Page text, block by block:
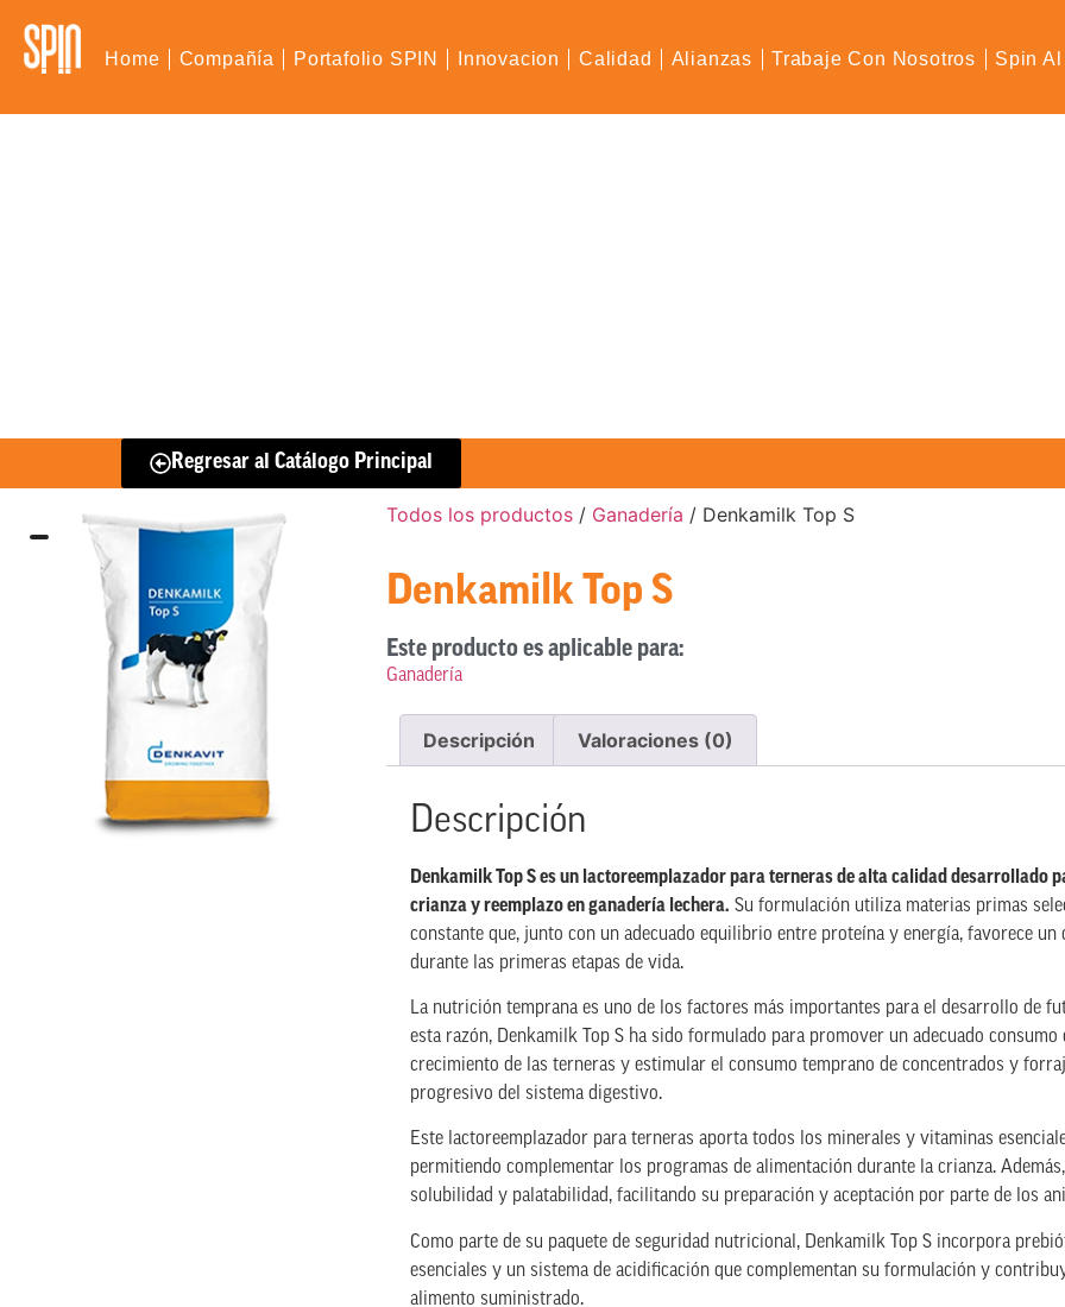
Home Compañía Portafolio SPIN Innovacion Calidad Alianzas Trabaje Con Nosotros Spin
Regresar al Catálogo Principal
Todos los productos/ Ganadería / Denkamilk Top S
Denkamilk Top S
Este producto es aplicable para:
Ganadería
Descripción Valoraciones (0)
Descripción
Denkamilk Top S es un lactoreemplazador para terneras de alta calidad desarrollado
crianza y reemplazo en ganadería lechera. Su formulación utiliza materias primas
constante que, junto con un adecuado equilibrio entre proteína y energía, favorece
durante las primeras etapas de vida.
La nutrición temprana es uno de los factores más importantes para el desarrollo de
esta razón, Denkamilk Top S ha sido formulado para promover un adecuado
crecimiento de las terneras y estimular el consumo temprano de concentrados y
progresivo del sistema digestivo.
Este lactoreemplazador para terneras aporta todos los minerales y vitaminas
permitiendo complementar los programas de alimentación durante la crianza.
solubilidad y palatabilidad, facilitando su preparación y aceptación por parte de los
Como parte de su paquete de seguridad nutricional, Denkamilk Top S incorpora
esenciales y un sistema de acidificación que complementan su formulación y
alimento suministrado.